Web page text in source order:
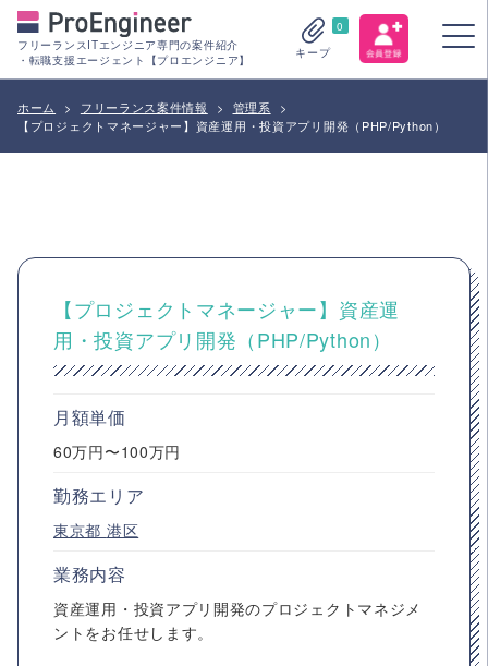
フリーランスITエンジニア専門の案件紹介
・転職支援エージェント【プロエンジニア】
0
キープ
ホーム > フリーランス案件情報 > 管理系
>
【プロジェクトマネージャー】資産運用・投資アプリ開発（PHP/Python）
【プロジェクトマネージャー】資産運
用・投資アプリ開発（PHP/Python）
月額単価
60万円〜100万円
勤務エリア
東京都 港区
業務内容
資産運用・投資アプリ開発のプロジェクトマネジメ
ントをお任せします。